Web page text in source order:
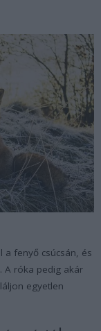
a fenyő csúcsán, és
A róka pedig akár
egyetlen